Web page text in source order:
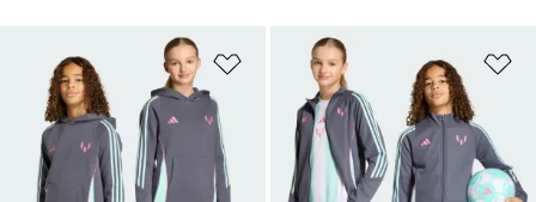
Favori Listesine Ekle